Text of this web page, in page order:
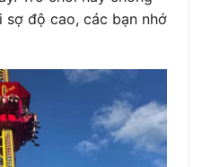
độ cao, các bạn nhớ